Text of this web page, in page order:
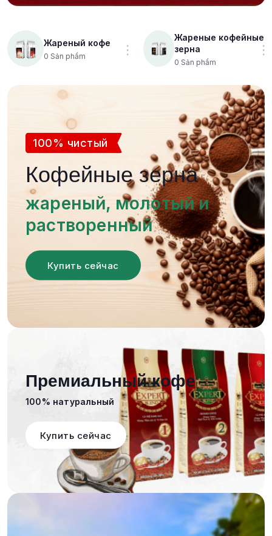
Жареный кофе
0 Sản phẩm
Жареные кофейные
зерна
0 Sản phẩm
100% чистый
Кофейные зерна
жареный, молотый и
растворенный
Купить сейчас
Премиальный кофе
100% натуральный
Купить сейчас